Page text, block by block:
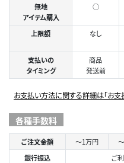
無地
アイテム購入
○
上限額 なし
支払いの
タイミング
商品
発送前
お支払い方法に関する詳細は「お支
各種手数料
ご注文金額 ～1万円
銀行振込
ご